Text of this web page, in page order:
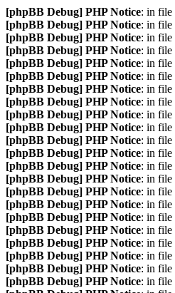
[phpBB Debug] PHP Notice: in file
[phpBB Debug] PHP Notice: in file
[phpBB Debug] PHP Notice: in file
[phpBB Debug] PHP Notice: in file
[phpBB Debug] PHP Notice: in file
[phpBB Debug] PHP Notice: in file
[phpBB Debug] PHP Notice: in file
[phpBB Debug] PHP Notice: in file
[phpBB Debug] PHP Notice: in file
[phpBB Debug] PHP Notice: in file
[phpBB Debug] PHP Notice: in file
[phpBB Debug] PHP Notice: in file
[phpBB Debug] PHP Notice: in file
[phpBB Debug] PHP Notice: in file
[phpBB Debug] PHP Notice: in file
[phpBB Debug] PHP Notice: in file
[phpBB Debug] PHP Notice: in file
[phpBB Debug] PHP Notice: in file
[phpBB Debug] PHP Notice: in file
[phpBB Debug] PHP Notice: in file
[phpBB Debug] PHP Notice: in file
[phpBB Debug] PHP Notice: in file